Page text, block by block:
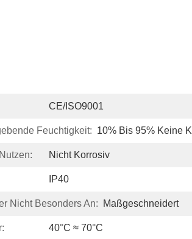
CE/ISO9001
Feuchtigkeit: 10% Bis 95% Keine
Nicht Korrosiv
IP40
Nicht Besonders An: Maßgeschneidert
40°C ≈ 70°C